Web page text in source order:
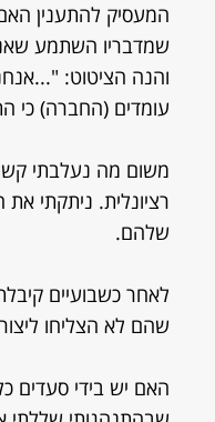
המעסיק להתענין
שמדבריו השתמע
והנה הציטוט:
עומדים (החברה) כי
משום מה נעלבתי
רציונלית. ניתקתי
שלהם.
לאחר כשבועיים
שהם לא הצליחו
האם יש בידי סעדים